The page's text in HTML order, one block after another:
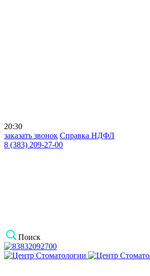
20:30
заказать звонок Справка НДФЛ
8 (383) 209-27-00
Поиск